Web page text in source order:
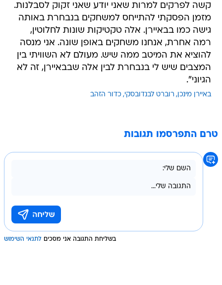
קשה לפרקים למרות שאני יודע שאני זקוק לסבלנות.
מזמן הפסקתי להתייחס למשחקים בנבחרת באותה
גישה כמו בבאיירן. אלה טקטיקות שונות לחלוטין,
רמה אחרת, אנחנו משחקים באופן שונה. אני מנסה
להוציא את המיטב ממה שיש. מעולם לא השוויתי בין
המצבים שיש לי בנבחרת לבין אלה שבבאיירן, זה לא
הגיוני".
באיירן מינכן רוברט לבנדובסקי כדור הזהב
טרם התפרסמו תגובות
בשליחת התגובה אני מסכים לתנאי השימוש